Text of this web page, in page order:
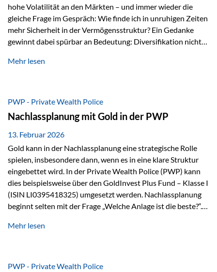
hohe Volatilität an den Märkten – und immer wieder die
gleiche Frage im Gespräch: Wie finde ich in unruhigen Zeiten
mehr Sicherheit in der Vermögensstruktur? Ein Gedanke
gewinnt dabei spürbar an Bedeutung: Diversifikation nicht
Wer Vermögen ausschließlich in einem Rechtsraum
Liechtenstein eine Rolle spielen: außerhalb der EU, ohne
Euro, mit einem eigenständigen Rechts- und Finanzplatz.
Und genau an dieser Stelle setzt der 3-Zellenschutz an –…
Mehr lesen
PWP - Private Wealth Police
Nachlassplanung mit Gold in der PWP
13. Februar 2026
Gold kann in der Nachlassplanung eine strategische Rolle
spielen, insbesondere dann, wenn es in eine klare Struktur
eingebettet wird. In der Private Wealth Police (PWP) kann
dies beispielsweise über den GoldInvest Plus Fund – Klasse I
(ISIN LI0395418325) umgesetzt werden. Nachlassplanung
beginnt selten mit der Frage „Welche Anlage ist die beste?“.
was bekommen – wann – und in welcher Struktur?Und vor
bei größeren Vermögen ist das entscheidend.
Mehr lesen
PWP - Private Wealth Police